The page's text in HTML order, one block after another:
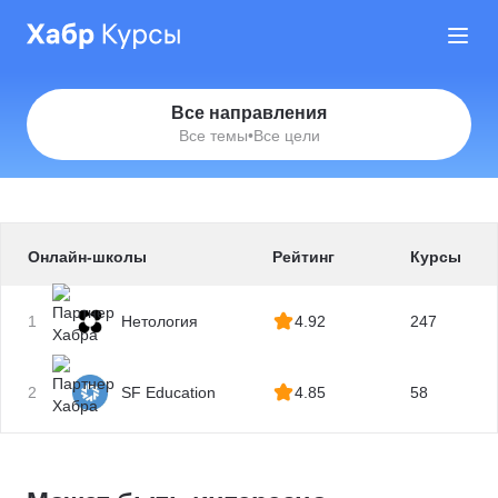
Все направления
Все темы•Все цели
Онлайн-школы Рейтинг Курсы
1 Нетология 4.92 247
2 SF Education 4.85 58